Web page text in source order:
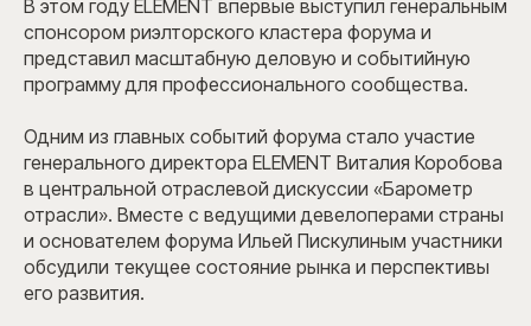
В этом году ELEMENT впервые выступил генеральным
спонсором риэлторского кластера форума и
представил масштабную деловую и событийную
программу для профессионального сообщества.
Одним из главных событий форума стало участие
генерального директора ELEMENT Виталия Коробова
в центральной отраслевой дискуссии «Барометр
отрасли». Вместе с ведущими девелоперами страны
и основателем форума Ильей Пискулиным участники
обсудили текущее состояние рынка и перспективы
его развития.